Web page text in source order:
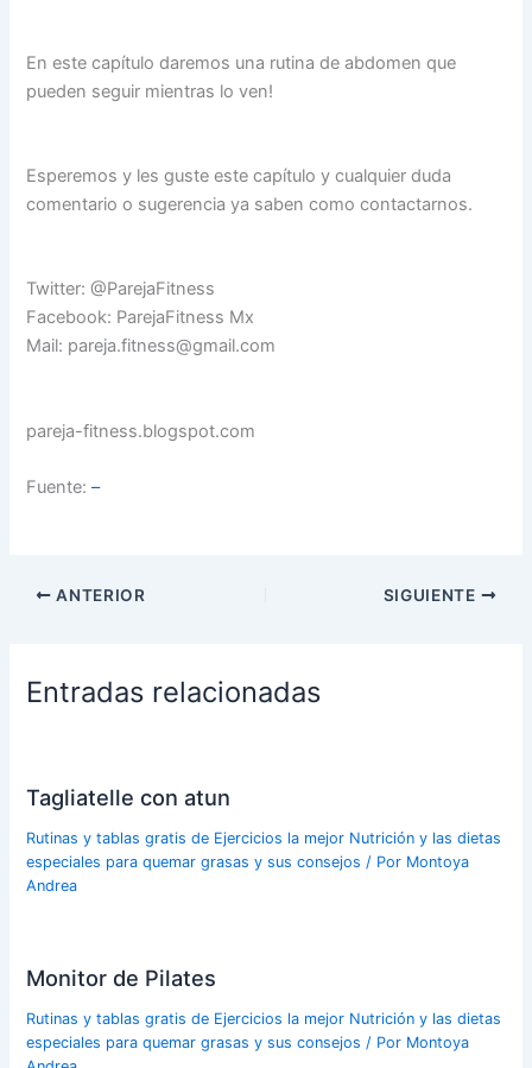
En este capítulo daremos una rutina de abdomen que
pueden seguir mientras lo ven!
Esperemos y les guste este capítulo y cualquier duda
comentario o sugerencia ya saben como contactarnos.
Twitter: @ParejaFitness
Facebook: ParejaFitness Mx
Mail: pareja.fitness@gmail.com
pareja-fitness.blogspot.com
Fuente:–
ANTERIOR SIGUIENTE
Entradas relacionadas
Tagliatelle con atun
Rutinas y tablas gratis de Ejercicios la mejor Nutrición y las dietas
especiales para quemar grasas y sus consejos / Por Montoya
Andrea
Monitor de Pilates
Rutinas y tablas gratis de Ejercicios la mejor Nutrición y las dietas
especiales para quemar grasas y sus consejos / Por Montoya